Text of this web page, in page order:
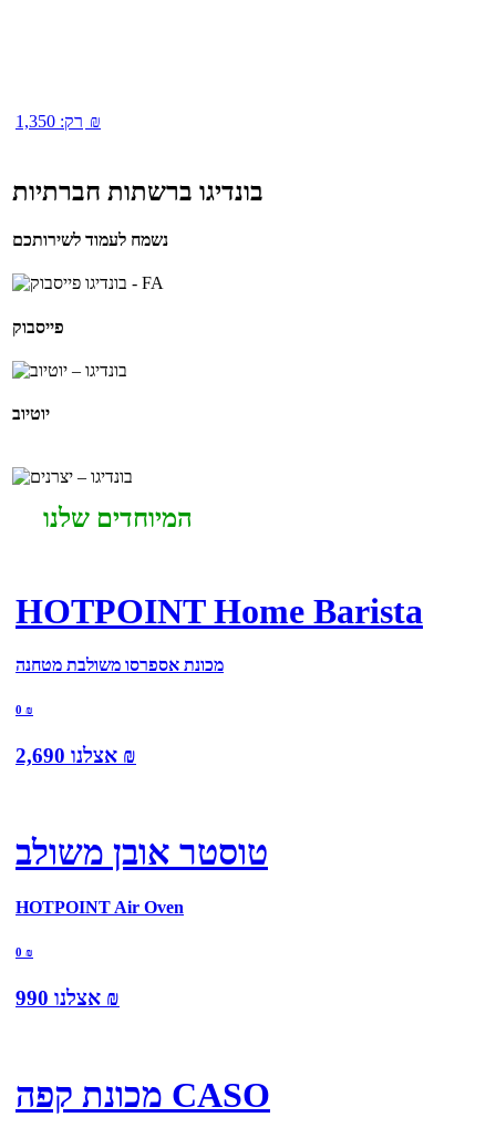
רק: 1,350 ₪
בונדיגו ברשתות חברתיות
נשמח לעמוד לשירותכם
פייסבוק
יוטיוב
המיוחדים שלנו
HOTPOINT Home Barista
מכונת אספרסו משולבת מטחנה
0 ₪
אצלנו 2,690 ₪
טוסטר אובן משולב
HOTPOINT Air Oven
0 ₪
אצלנו 990 ₪
מכונת קפה CASO